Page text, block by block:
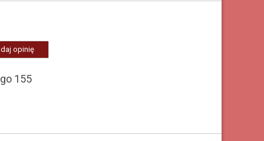
opinię
155